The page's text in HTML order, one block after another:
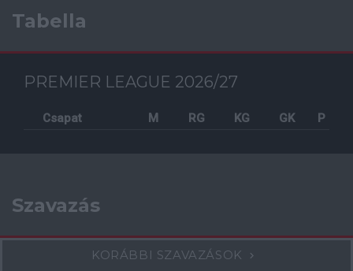
Tabella
PREMIER LEAGUE 2026/27
Csapat M RG KG GK P
Szavazás
KORÁBBI SZAVAZÁSOK